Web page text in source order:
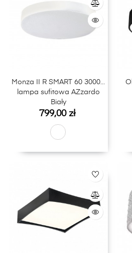
Monza II R SMART 60 3000K
lampa sufitowa AZzardo
Biały
Cena
799,00 zł